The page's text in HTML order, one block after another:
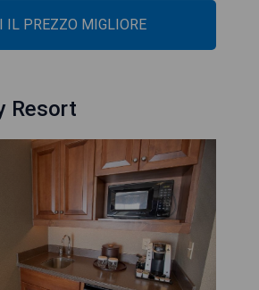
IL PREZZO MIGLIORE
Resort